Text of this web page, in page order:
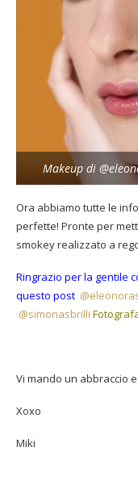
Makeup di
Ora abbiamo tutte le
perfette! Pronte per
smokey realizzato a
Ringrazio per la gentile
questo post
@simonasbrilli
Vi mando un abbraccio
Xoxo
Miki